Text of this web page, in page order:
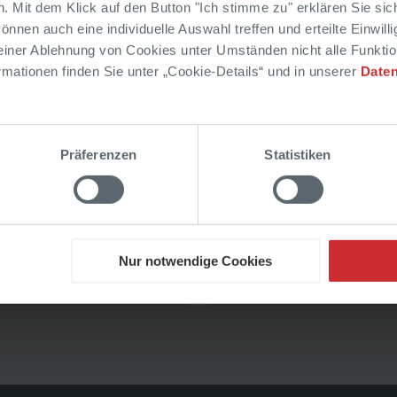
Mit dem Klick auf den Button "Ich stimme zu" erklären Sie
auch eine individuelle Auswahl treffen und erteilte
Ablehnung von Cookies unter Umständen nicht alle
finden Sie unter „Cookie-Details“ und in unserer
Präferenzen Statistiken
Nur notwendige Cookies
Aktuelle Angebote